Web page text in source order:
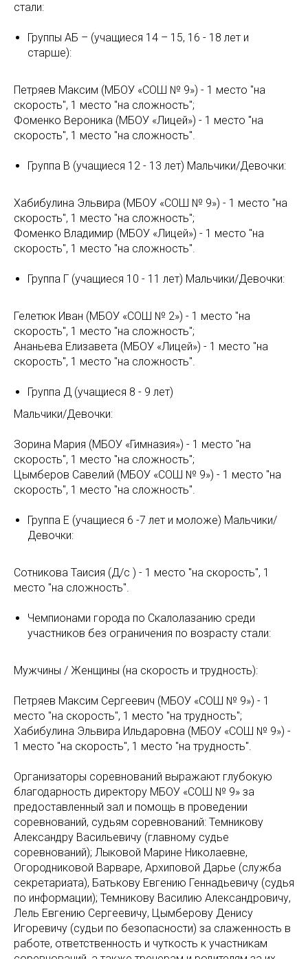
стали:
Группы АБ – (учащиеся 14 – 15, 16 - 18 лет и
старше):
Петряев Максим (МБОУ «СОШ № 9») - 1 место "на
скорость", 1 место "на сложность";
Фоменко Вероника (МБОУ «Лицей») - 1 место "на
скорость", 1 место "на сложность".
Группа В (учащиеся 12 - 13 лет) Мальчики/Девочки:
Хабибулина Эльвира (МБОУ «СОШ № 9») - 1 место "на
скорость", 1 место "на сложность";
Фоменко Владимир (МБОУ «Лицей») - 1 место "на
скорость", 1 место "на сложность".
Группа Г (учащиеся 10 - 11 лет) Мальчики/Девочки:
Гелетюк Иван (МБОУ «СОШ № 2») - 1 место "на
скорость", 1 место "на сложность";
Ананьева Елизавета (МБОУ «Лицей») - 1 место "на
скорость", 1 место "на сложность".
Группа Д (учащиеся 8 - 9 лет)
Мальчики/Девочки:
Зорина Мария (МБОУ «Гимназия») - 1 место "на
скорость", 1 место "на сложность";
Цымберов Савелий (МБОУ «СОШ № 9») - 1 место "на
скорость", 1 место "на сложность".
Группа Е (учащиеся 6 -7 лет и моложе) Мальчики/
Девочки:
Сотникова Таисия (Д/с ) - 1 место "на скорость", 1
место "на сложность".
Чемпионами города по Скалолазанию среди
участников без ограничения по возрасту стали:
Мужчины / Женщины (на скорость и трудность):
Петряев Максим Сергеевич (МБОУ «СОШ № 9») - 1
место "на скорость", 1 место "на трудность";
Хабибулина Эльвира Ильдаровна (МБОУ «СОШ № 9») -
1 место "на скорость", 1 место "на трудность".
Организаторы соревнований выражают глубокую
благодарность директору МБОУ «СОШ № 9» за
предоставленный зал и помощь в проведении
соревнований, судьям соревнований: Темникову
Александру Васильевичу (главному судье
соревнований); Лыковой Марине Николаевне,
Огородниковой Варваре, Архиповой Дарье (служба
секретариата), Батькову Евгению Геннадьевичу (судья
по информации); Темникову Василию Александровичу,
Лель Евгению Сергеевичу, Цымберову Денису
Игоревичу (судьи по безопасности) за слаженность в
работе, ответственность и чуткость к участникам